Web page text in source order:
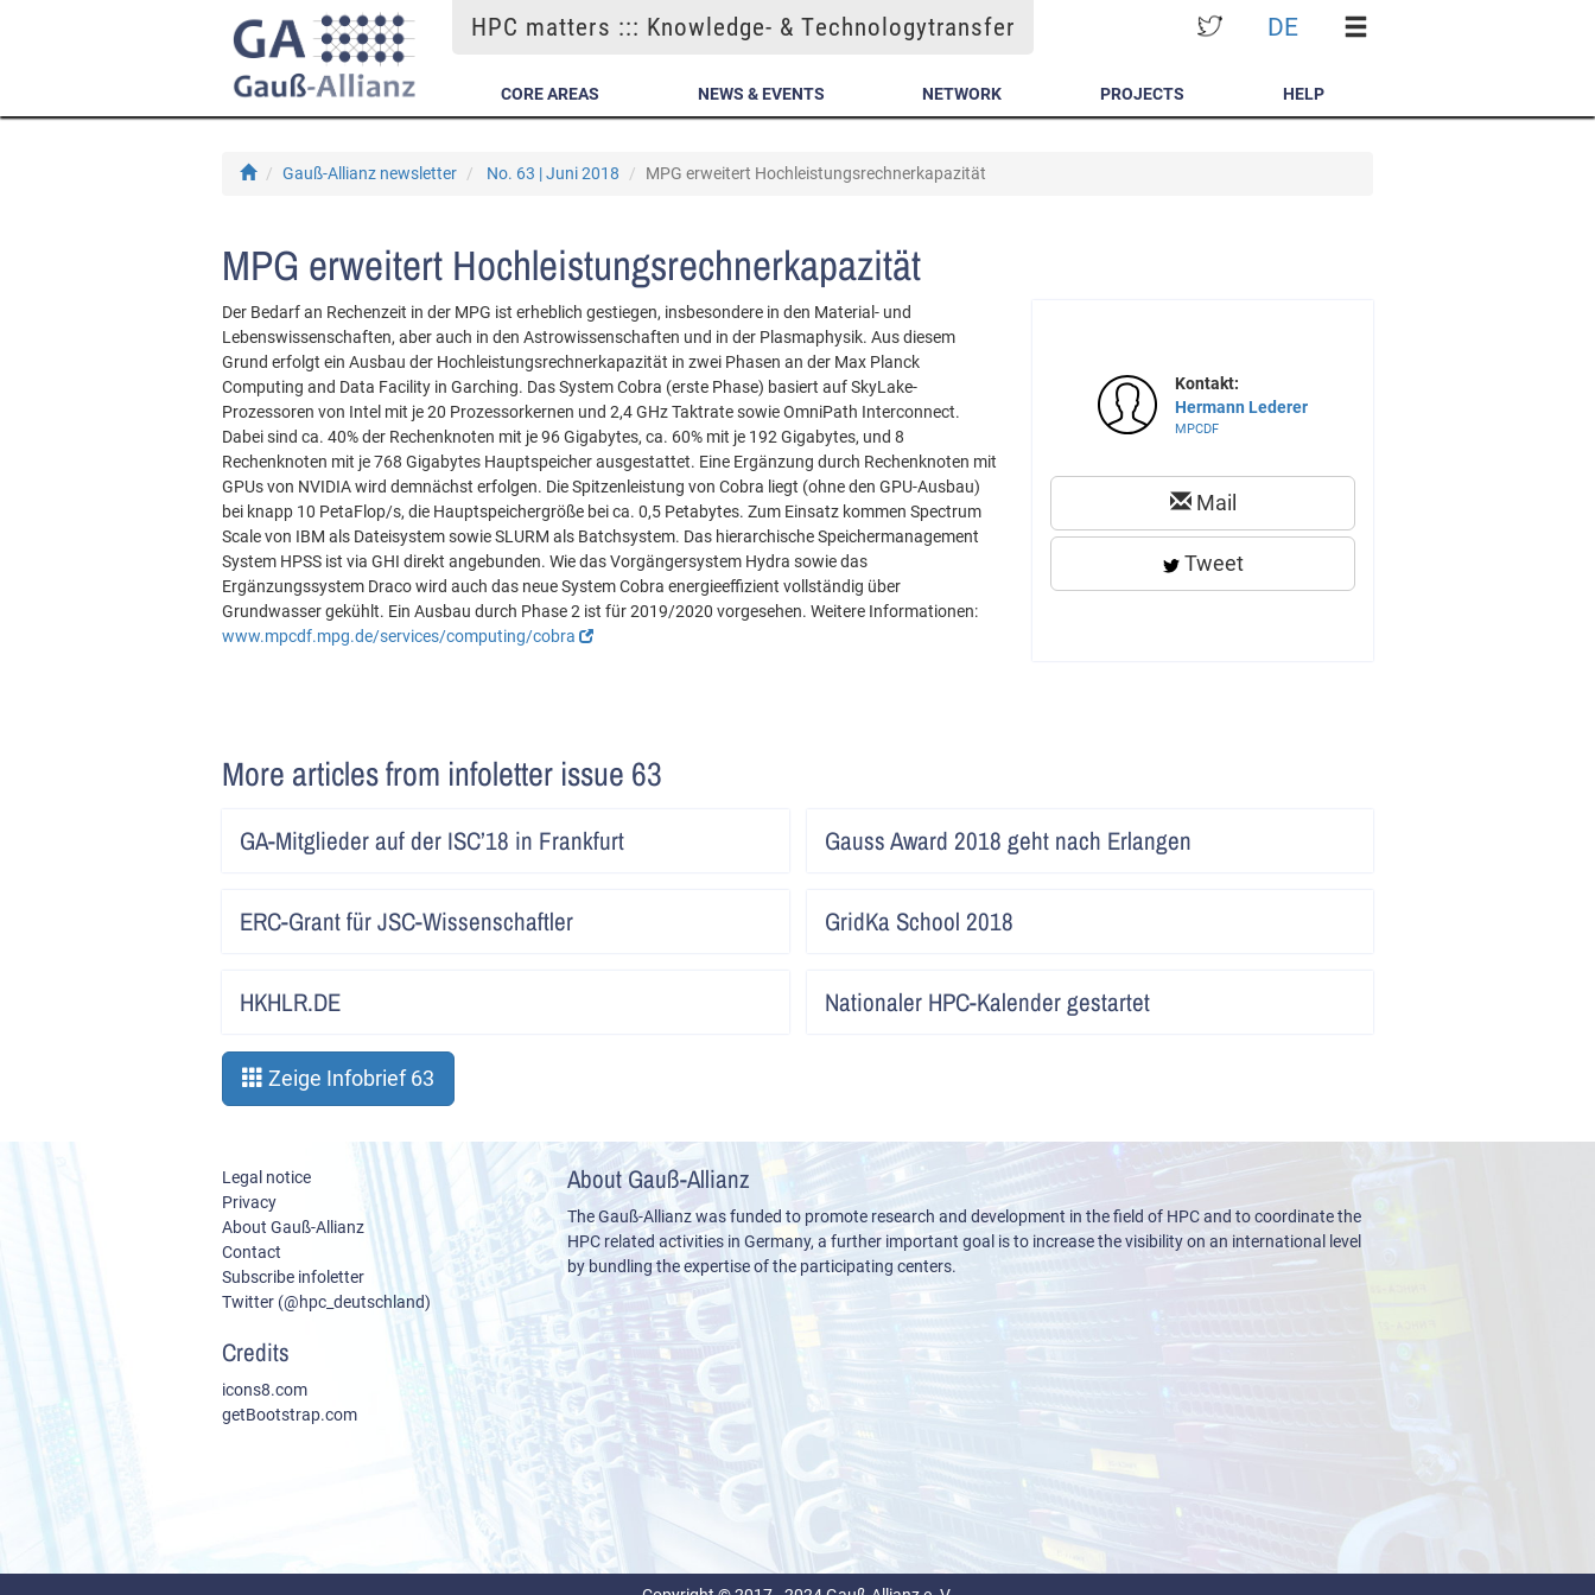
HPC matters ::: Knowledge- & Technologytransfer DE
CORE AREAS NEWS & EVENTS NETWORK PROJECTS HELP
Gauß-Allianz newsletter No. 63 | Juni 2018 MPG erweitert Hochleistungsrechnerkapazität
MPG erweitert Hochleistungsrechnerkapazität
Der Bedarf an Rechenzeit in der MPG ist erheblich gestiegen, insbesondere in den Material- und
Lebenswissenschaften, aber auch in den Astrowissenschaften und in der Plasmaphysik. Aus diesem
Grund erfolgt ein Ausbau der Hochleistungsrechnerkapazität in zwei Phasen an der Max Planck
Computing and Data Facility in Garching. Das System Cobra (erste Phase) basiert auf SkyLake-
Prozessoren von Intel mit je 20 Prozessorkernen und 2,4 GHz Taktrate sowie OmniPath Interconnect.
Dabei sind ca. 40% der Rechenknoten mit je 96 Gigabytes, ca. 60% mit je 192 Gigabytes, und 8
Rechenknoten mit je 768 Gigabytes Hauptspeicher ausgestattet. Eine Ergänzung durch Rechenknoten mit
GPUs von NVIDIA wird demnächst erfolgen. Die Spitzenleistung von Cobra liegt (ohne den GPU-Ausbau)
bei knapp 10 PetaFlop/s, die Hauptspeichergröße bei ca. 0,5 Petabytes. Zum Einsatz kommen Spectrum
Scale von IBM als Dateisystem sowie SLURM als Batchsystem. Das hierarchische Speichermanagement
System HPSS ist via GHI direkt angebunden. Wie das Vorgängersystem Hydra sowie das
Ergänzungssystem Draco wird auch das neue System Cobra energieeffizient vollständig über
Grundwasser gekühlt. Ein Ausbau durch Phase 2 ist für 2019/2020 vorgesehen. Weitere Informationen:
www.mpcdf.mpg.de/services/computing/cobra
Kontakt:
Hermann Lederer
MPCDF
Mail
Tweet
More articles from infoletter issue 63
GA-Mitglieder auf der ISC’18 in Frankfurt Gauss Award 2018 geht nach Erlangen
ERC-Grant für JSC-Wissenschaftler GridKa School 2018
HKHLR.DE Nationaler HPC-Kalender gestartet
Zeige Infobrief 63
Legal notice
Privacy
About Gauß-Allianz
Contact
Subscribe infoletter
Twitter (@hpc_deutschland)
Credits
icons8.com
getBootstrap.com
About Gauß-Allianz
The Gauß-Allianz was funded to promote research and development in the field of HPC and to coordinate the
HPC related activities in Germany, a further important goal is to increase the visibility on an international level
by bundling the expertise of the participating centers.